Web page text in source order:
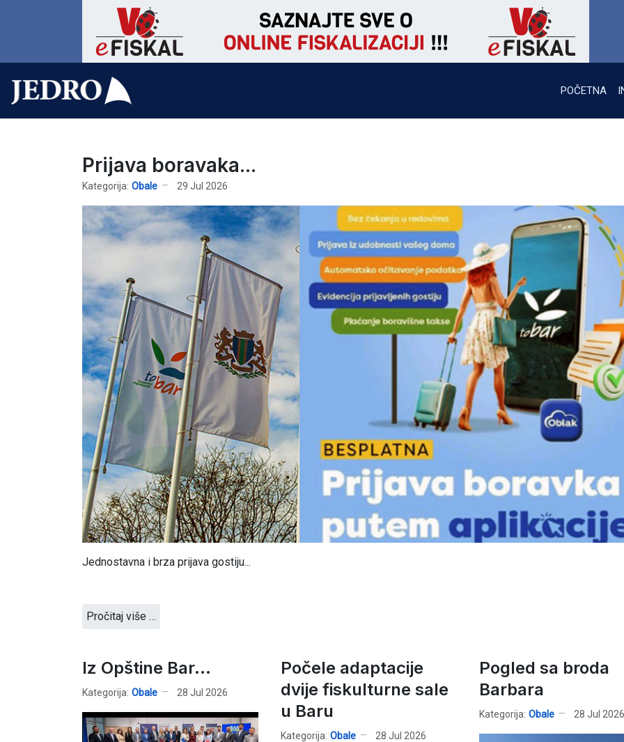
POČETNA
Prijava boravaka...
Kategorija: Obale 29 Jul 2026
Jednostavna i brza prijava gostiju...
Pročitaj više …
Iz Opštine Bar...
Kategorija: Obale 28 Jul 2026
Počele adaptacije
dvije fiskulturne sale
u Baru
Kategorija: Obale 28 Jul 2026
Pogled sa broda
Barbara
Kategorija: Obale 28 Jul 2026